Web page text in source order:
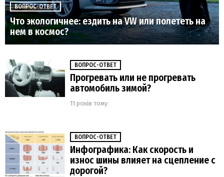
ВОПРОС-ОТВЕТ
Что экологичнее: ездить на VW или полететь на
нем в космос?
ВОПРОС-ОТВЕТ
Прогревать или не прогревать
автомобиль зимой?
11 років тому
ВОПРОС-ОТВЕТ
Инфографика: Как скорость и
износ шины влияет на сцепление с
дорогой?